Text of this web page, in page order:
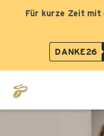
Für kurze Zeit mit
DANKE26